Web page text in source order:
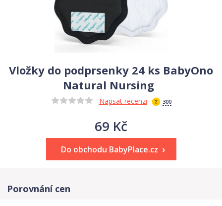
Vložky do podprsenky 24 ks BabyOno
Natural Nursing
Napsat recenzi 300
69 Kč
Do obchodu BabyPlace.cz
Porovnání cen